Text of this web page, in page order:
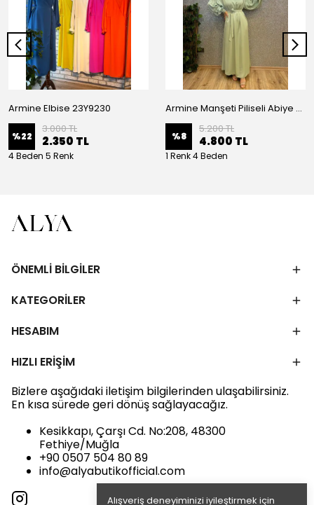
Alışveriş deneyiminizi iyileştirmek için
Armine Elbise 23Y9230
%22
3.000 TL
2.350 TL
4 Beden 5 Renk
Armine Manşeti Piliseli Abiye Elbise 23Y9617
%8
5.200 TL
4.800 TL
1 Renk 4 Beden
ÖNEMLİ BİLGİLER
KATEGORİLER
HESABIM
HIZLI ERİŞİM
Bizlere aşağıdaki iletişim bilgilerinden ulaşabilirsiniz.
En kısa sürede geri dönüş sağlayacağız.
Kesikkapı, Çarşı Cd. No:208, 48300
Fethiye/Muğla
+90 0507 504 80 89
info@alyabutikofficial.com